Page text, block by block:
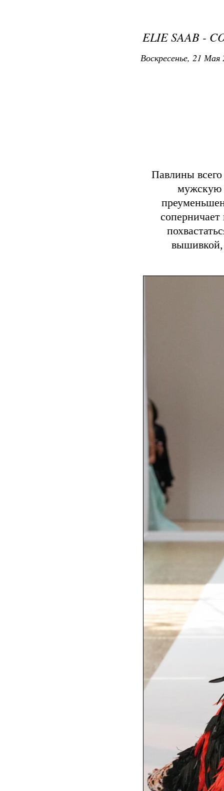
ELIE SAAB -
Воскресенье, 21
Павлины
мужскую
вышивкой,